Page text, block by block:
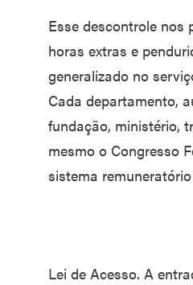
Esse descontrole nos
horas extras e
generali­zado no
Cada departamento,
fundação, ministério,
mesmo o Congres­so
sistema
Lei de Acesso. A